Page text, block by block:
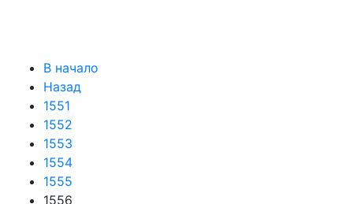
В начало
Назад
1551
1552
1553
1554
1555
1556